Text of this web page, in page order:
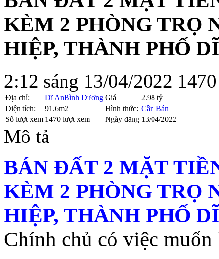
KÈM 2 PHÒNG TRỌ
HIỆP, THÀNH PHỐ
2:12 sáng 13/04/2022
Địa chỉ: Dĩ AnBình Dương Giá
2.98 tỷ
Diện tích:
91.6m2 Hình thức: Cần Bán
Số lượt xem 1470 lượt xem Ngày đăng 13/04/2022
Mô tả
BÁN ĐẤT 2 MẶT
KÈM 2 PHÒNG TRỌ
HIỆP, THÀNH PHỐ
Chính chủ có việc muốn